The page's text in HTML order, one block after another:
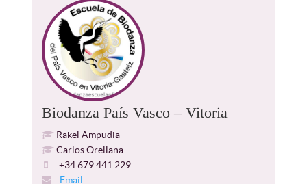
Biodanza País Vasco – Vitoria
Rakel Ampudia
Carlos Orellana
+34 679 441 229
Email